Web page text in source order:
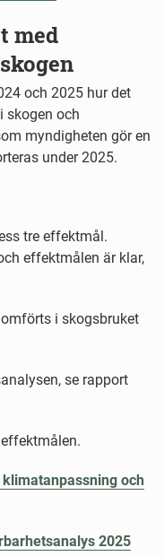
med
och 2025 hur det
skogen och
myndigheten gör en
under 2025.
tre effektmål.
effektmålen är klar,
i skogsbruket
se rapport
och
2025